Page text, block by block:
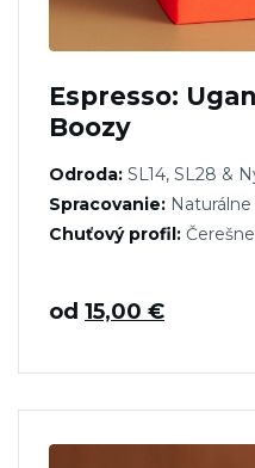
Espresso:
Boozy
Odroda: SL14, SL28 &
Spracovanie: Naturálne
Chuťový profil:
od 15,00 €